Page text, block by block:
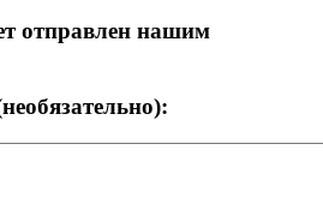
отправлен нашим